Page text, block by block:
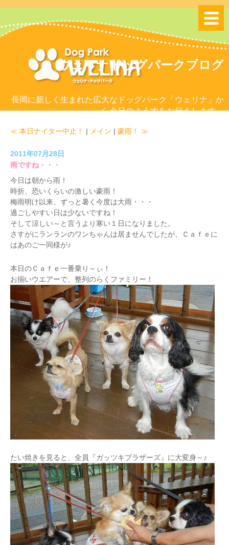
ウェリナドッグパークブログ
長岡に新しく生まれた広大なドッグパーク「ウェリナ」か
ら今日のようすをお伝えします。
≪ 本日ナイター中止！ | メイン | 豪雨！ ≫
2011年07月28日
雨ですね・・・
今日は朝から雨！
時折、恐いくらいの激しい豪雨！
梅雨明け以来、ずっと暑く今度は大雨・・・
過ごしやすい日は少ないですね！
そして涼しい～と言うより寒い１日になりました。
さすがにランランのワンちゃんは居ませんでしたが、Ｃａｆｅに
はあのご一同様が♪
本日のＣａｆｅ一番乗り～ぃ！
お揃いウエアーで、整列のらくファミリー！
たい焼きを見ると、全員『ガッツキブラザーズ』に大変身～♪